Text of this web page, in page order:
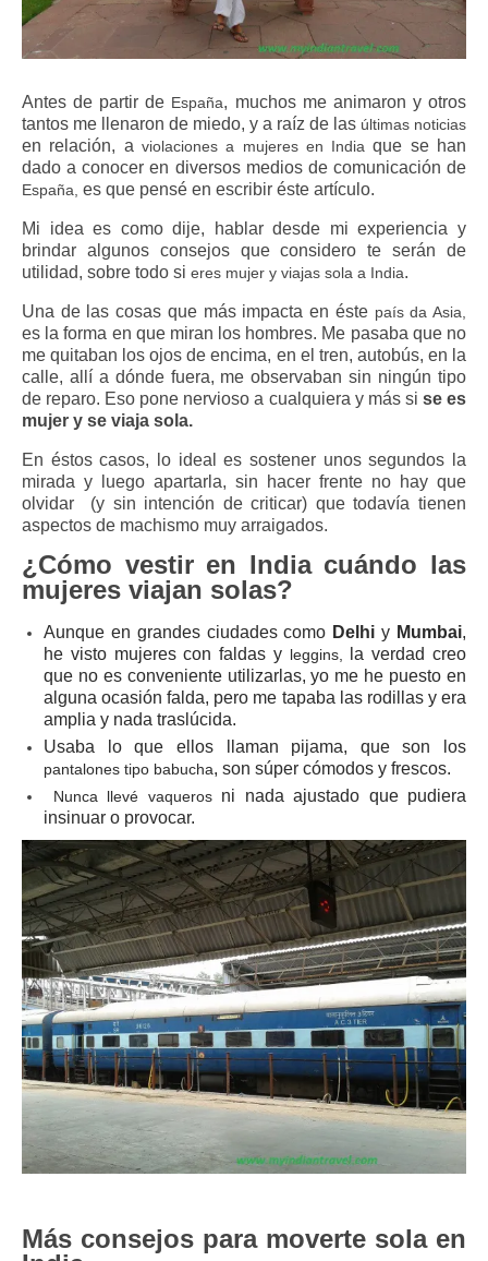
Antes de partir de España, muchos me animaron y otros
tantos me llenaron de miedo, y a raíz de las últimas noticias
en relación, a violaciones a mujeres en Indiaque se han
dado a conocer en diversos medios de comunicación de
España, es que pensé en escribir éste artículo.
Mi idea es como dije, hablar desde mi experiencia y
brindar algunos consejos que considero te serán de
utilidad, sobre todo si eres mujer y viajas sola a India.
Una de las cosas que más impacta en éstepaís da Asia,
es la forma en que miran los hombres. Me pasaba que no
me quitaban los ojos de encima, en el tren, autobús, en la
calle, allí a dónde fuera, me observaban sin ningún tipo
de reparo. Eso pone nervioso a cualquiera y más si se es
mujer y se viaja sola.
En éstos casos, lo ideal es sostener unos segundos la
mirada y luego apartarla, sin hacer frente no hay que
olvidar (y sin intención de criticar) que todavía tienen
aspectos de machismo muy arraigados.
¿Cómo vestir en India cuándo las
mujeres viajan solas?
Aunque en grandes ciudades como Delhi y Mumbai,
he visto mujeres con faldas y leggins,
la verdad creo
que no es conveniente utilizarlas, yo me he puesto en
alguna ocasión falda, pero me tapaba las rodillas y era
amplia y nada traslúcida.
Usaba lo que ellos llaman pijama, que son los
pantalones tipo babucha, son súper cómodos y frescos.
Nunca llevé vaqueros ni nada ajustado que pudiera
insinuar o provocar.
Más consejos para moverte sola en